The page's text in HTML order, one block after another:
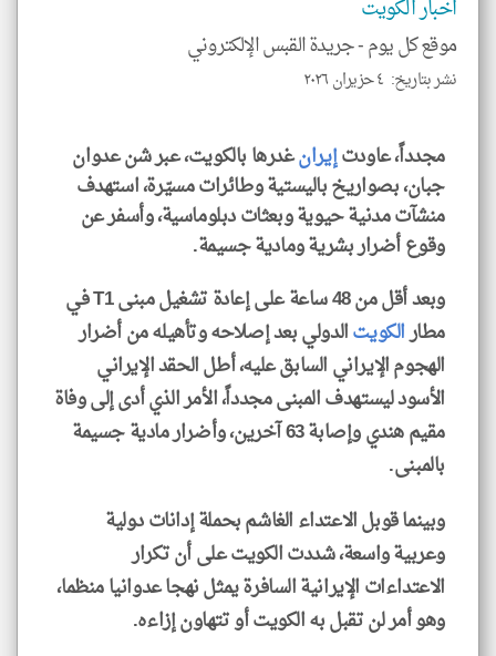
اخبار الكويت
موقع كل يوم -جريدة القبس الإلكتروني
نشر بتاريخ: ٤ حزيران ٢٠٢٦
مجدداً، عاودتإيرانغدرها بالكويت، عبر شن عدوان
جبان، بصواريخ باليستية وطائرات مسيّرة، استهدف
منشآت مدنية حيوية وبعثات دبلوماسية، وأسفر عن
وقوع أضرار بشرية ومادية جسيمة.
وبعد أقل من 48 ساعة على إعادة تشغيل مبنى T1 في
مطارالكويتالدولي بعد إصلاحه وتأهيله من أضرار
الهجوم الإيراني السابق عليه، أطل الحقد الإيراني
الأسود ليستهدف المبنى مجدداً، الأمر الذي أدى إلى وفاة
مقيم هندي وإصابة 63 آخرين، وأضرار مادية جسيمة
بالمبنى.
وبينما قوبل الاعتداء الغاشم بحملة إدانات دولية
وعربية واسعة، شددت الكويت على أن تكرار
الاعتداءات الإيرانية السافرة يمثل نهجا عدوانيا منظما،
وهو أمر لن تقبل به الكويت أو تتهاون إزاءه.
klyoum.com